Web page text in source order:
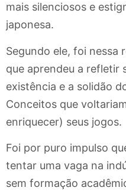
mais silenciosos e
japonesa.
Segundo ele, foi nessa
que aprendeu a refletir
existência e a solidão
Conceitos que
enriquecer) seus jogos.
Foi por puro impulso
tentar uma vaga na
sem formação